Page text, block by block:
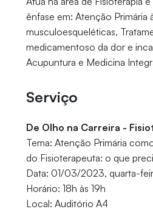
ênfase em: Atenção Primária
musculoesqueléticas,
medicamentoso da dor e
Acupuntura e Medicina
Serviço
De Olho na Carreira -
Tema: Atenção Primária
do Fisioterapeuta: o que
Data: 01/03/2023, quarta-
Horário: 18h às 19h
Local: Auditório A4